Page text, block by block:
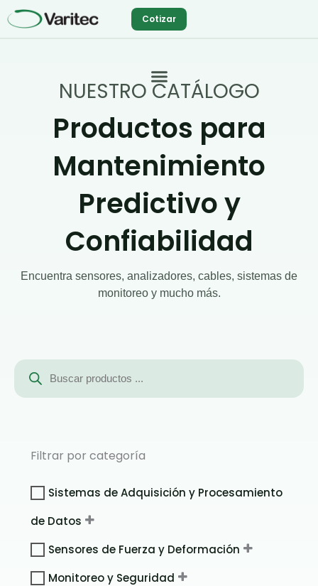
al
Cotizar
NUESTRO CATÁLOGO
Productos para
Mantenimiento
Predictivo y
Confiabilidad
Encuentra sensores, analizadores, cables, sistemas de
monitoreo y mucho más.
Búsqueda
productos
Filtrar por categoría
Sistemas de Adquisición y Procesamiento
de Datos
Sensores de Fuerza y Deformación
Monitoreo y Seguridad